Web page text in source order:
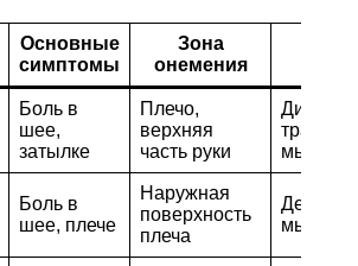
Основные
симптомы
Зона
онемения
Боль в
шее,
затылке
Плечо,
верхняя
часть руки
мышца
Боль в
шее, плече
Наружная
поверхность
плеча
мышца,